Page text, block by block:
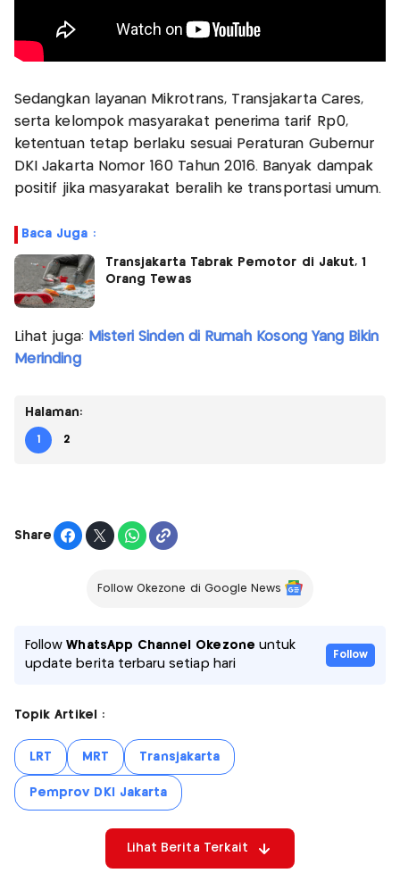
Sedangkan layanan Mikrotrans, Transjakarta Cares,
serta kelompok masyarakat penerima tarif Rp0,
ketentuan tetap berlaku sesuai Peraturan Gubernur
DKI Jakarta Nomor 160 Tahun 2016. Banyak dampak
positif jika masyarakat beralih ke transportasi umum.
Baca Juga :
Transjakarta Tabrak Pemotor di Jakut, 1
Orang Tewas
Lihat juga: Misteri Sinden di Rumah Kosong Yang Bikin
Merinding
Halaman:
1 2
Share
Follow Okezone di Google News
FollowWhatsApp Channel Okezone untuk
update berita terbaru setiap hari
Follow
Topik Artikel :
LRT MRT Transjakarta
Pemprov DKI Jakarta
Lihat Berita Terkait